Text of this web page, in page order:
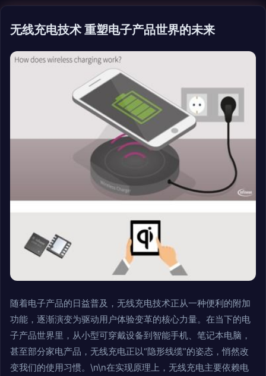
无线充电技术 重塑电子产品世界的未来
随着电子产品的日益普及，无线充电技术正从一种便利的附加
功能，逐渐演变为驱动用户体验变革的核心力量。在当下的电
子产品世界里，从小型可穿戴设备到智能手机、笔记本电脑，
甚至部分家电产品，无线充电正以“隐形线缆”的姿态，悄然改
变我们的使用习惯。\n\n在实现原理上，无线充电主要依赖电